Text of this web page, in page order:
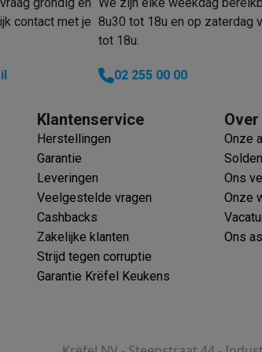
Kookrobots Pastamachines Opzetkookplaten
Accessoires
Ijsblokjesmachines
desserten
Handstofzuigers
Robot ramenwassers
Ruitenwassers Dweilsystemen
Strijkplanken
sets
contact met je 8u30 tot 18u en op zaterdag
tot 18u.
02 255 00 00
Klantenservice
Herstellingen
Garantie
Leveringen
Veelgestelde vragen
Cashbacks
Zakelijke klanten
Strijd tegen corruptie
Garantie Krëfel Keukens
Onze
Solden
Ons
Onze
Ons